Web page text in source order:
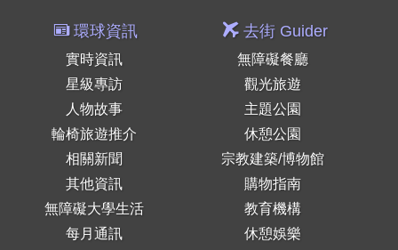
環球資訊
實時資訊
星級專訪
人物故事
輪椅旅遊推介
相關新聞
其他資訊
無障礙大學生活
每月通訊
去街 Guider
無障礙餐廳
觀光旅遊
主題公園
休憩公園
宗教建築/博物館
購物指南
教育機構
休憩娛樂